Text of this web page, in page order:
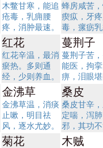
木鳖甘寒，能追
疮毒，乳痈腰
疼，消肿最速。
蜂房咸苦
瘈疭，牙
毒，瘰疬
红花
红花辛温，最消
瘀热。多则通
经，少则养血。
蔓荆子
蔓荆子苦
能医，拘
痹，泪眼
金沸草
金沸草温，消痰
止嗽，明目祛
风，逐水尤妙。
桑皮
桑皮甘辛
定喘，泻
邪，其功
菊花 木贼